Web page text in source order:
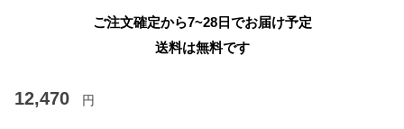
ご注文確定から7~28日でお届け予定
送料は無料です
12,470 円